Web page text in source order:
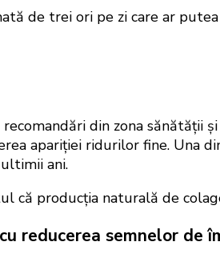
din zona sănătății
apariției ridurilor fine. Una
ani.
că producția naturală de
reducerea semnelor de